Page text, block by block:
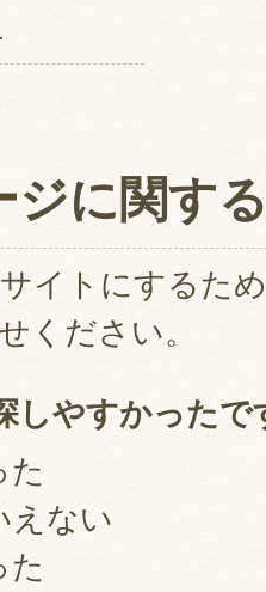
ジに関す
イトにするた
ください。
しやすかったで
た
えない
た